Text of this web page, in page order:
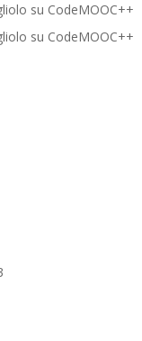
su CodeMOOC++
su CodeMOOC++